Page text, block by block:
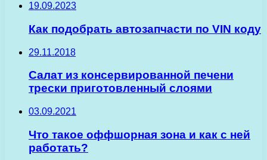
19.09.2023
Как подобрать автозапчасти по VIN коду
29.11.2018
Салат из консервированной печени
трески приготовленный слоями
03.09.2021
Что такое оффшорная зона и как с ней
работать?